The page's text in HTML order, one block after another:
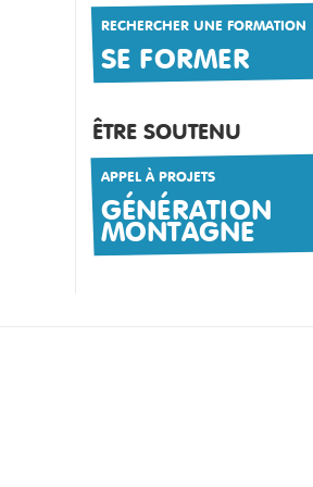
RECHERCHER UNE FORMATION
SE FORMER
ÊTRE SOUTENU
APPEL À PROJETS
GÉNÉRATION
MONTAGNE